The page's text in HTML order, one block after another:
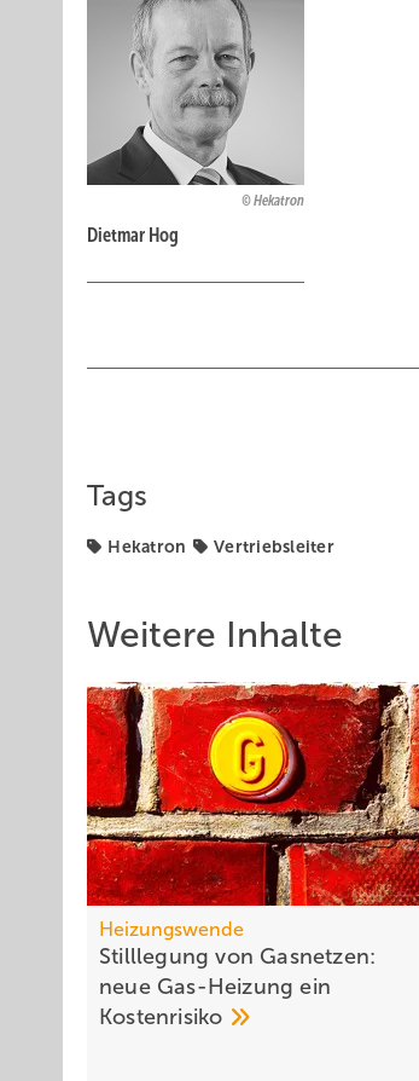
Hekatron
Dietmar Hog
Tags
Hekatron Vertriebsleiter
Weitere Inhalte
Heizungswende
Stilllegung von Gasnetzen:
neue Gas-Heizung ein
Kostenrisiko